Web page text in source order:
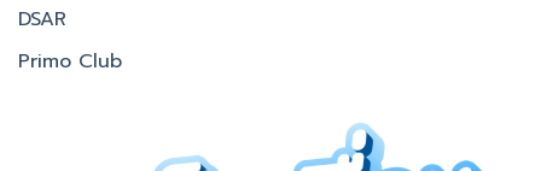
DSAR
Primo Club